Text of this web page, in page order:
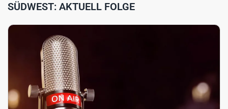
SÜDWEST: AKTUELL FOLGE